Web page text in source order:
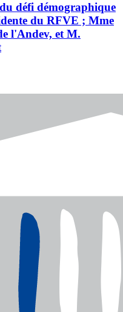
défi démographique
du RFVE ; Mme
l'Andev, et M.